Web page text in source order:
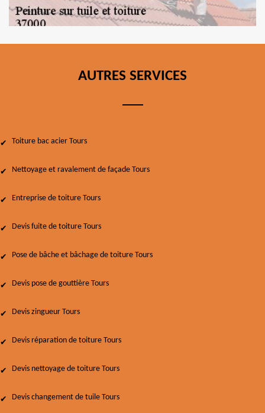
AUTRES SERVICES
Toiture bac acier Tours
Nettoyage et ravalement de façade Tours
Entreprise de toiture Tours
Devis fuite de toiture Tours
Pose de bâche et bâchage de toiture Tours
Devis pose de gouttière Tours
Devis zingueur Tours
Devis réparation de toiture Tours
Devis nettoyage de toiture Tours
Devis changement de tuile Tours